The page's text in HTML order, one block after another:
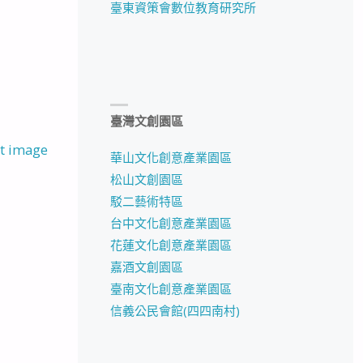
image
臺東資策會數位教育研究所
臺灣文創園區
華山文化創意產業園區
松山文創園區
駁二藝術特區
台中文化創意產業園區
花蓮文化創意產業園區
嘉酒文創園區
臺南文化創意產業園區
信義公民會館(四四南村)